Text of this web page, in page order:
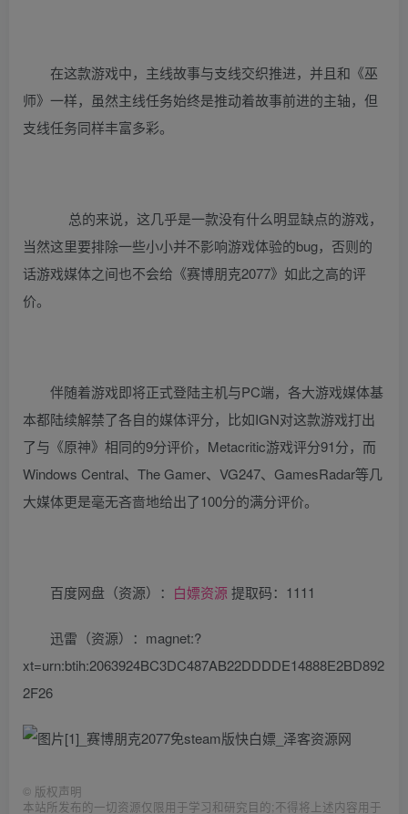
在这款游戏中，主线故事与支线交织推进，并且和《巫
师》一样，虽然主线任务始终是推动着故事前进的主轴，但
支线任务同样丰富多彩。
总的来说，这几乎是一款没有什么明显缺点的游戏，
当然这里要排除一些小小并不影响游戏体验的bug，否则的
话游戏媒体之间也不会给《赛博朋克2077》如此之高的评
价。
伴随着游戏即将正式登陆主机与PC端，各大游戏媒体基
本都陆续解禁了各自的媒体评分，比如IGN对这款游戏打出
了与《原神》相同的9分评价，Metacritic游戏评分91分，而
Windows Central、The Gamer、VG247、GamesRadar等几
大媒体更是毫无吝啬地给出了100分的满分评价。
百度网盘（资源）： 白嫖资源 提取码：1111
迅雷（资源）：magnet:?
xt=urn:btih:2063924BC3DC487AB22DDDDE14888E2BD892
2F26
© 版权声明
本站所发布的一切资源仅限用于学习和研究目的;不得将上述内容用于